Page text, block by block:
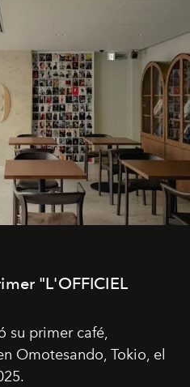
"L'OFFICIEL
su primer café,
Omotesando, Tokio, el